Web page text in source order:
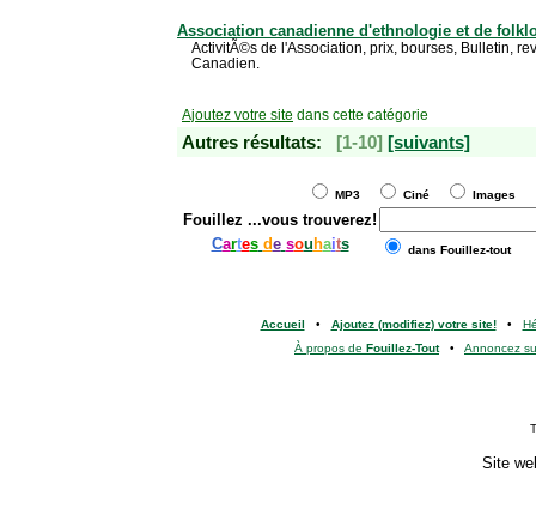
Association canadienne d'ethnologie et de
ActivitÃ©s de l'Association, prix, bourses, Bulletin,
Canadien.
Ajoutez votre site dans cette catégorie
Autres résultats: [1-10] [suivants]
MP3 Ciné Images
Fouillez ...vous trouverez!
Cartes de sou haits dans Fouillez-tout
Accueil • Ajoutez (modifiez) votre site!•
À propos de Fouillez-Tout• Annoncez
Site